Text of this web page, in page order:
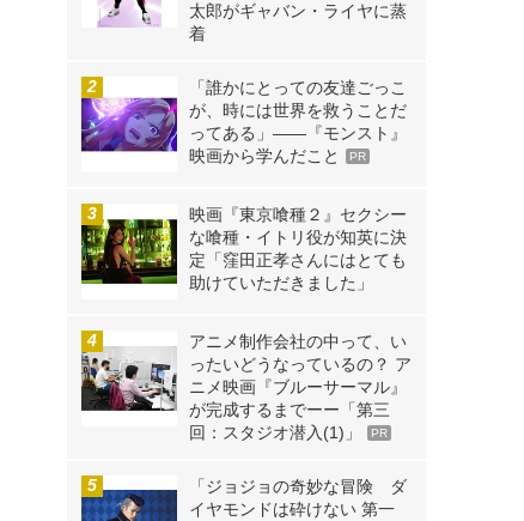
太郎がギャバン・ライヤに蒸
着
「誰かにとっての友達ごっこ
が、時には世界を救うことだ
ってある」――『モンスト』
映画から学んだこと
PR
映画『東京喰種２』セクシー
な喰種・イトリ役が知英に決
定「窪田正孝さんにはとても
助けていただきました」
アニメ制作会社の中って、い
ったいどうなっているの？ ア
ニメ映画『ブルーサーマル』
が完成するまでーー「第三
回：スタジオ潜入(1)」
PR
「ジョジョの奇妙な冒険 ダ
イヤモンドは砕けない 第一